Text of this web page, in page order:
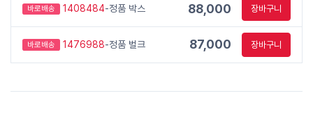
바로배송 1408484-정품 박스 88,000 장바구니
바로배송 1476988-정품 벌크 87,000 장바구니